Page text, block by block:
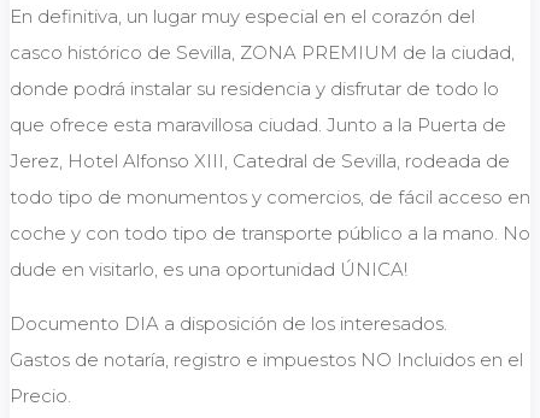
En definitiva, un lugar muy especial en el corazón del
casco histórico de Sevilla, ZONA PREMIUM de la ciudad,
donde podrá instalar su residencia y disfrutar de todo lo
que ofrece esta maravillosa ciudad. Junto a la Puerta de
Jerez, Hotel Alfonso XIII, Catedral de Sevilla, rodeada de
todo tipo de monumentos y comercios, de fácil acceso en
coche y con todo tipo de transporte público a la mano. No
dude en visitarlo, es una oportunidad ÚNICA!
Documento DIA a disposición de los interesados.
Gastos de notaría, registro e impuestos NO Incluidos en el
Precio.